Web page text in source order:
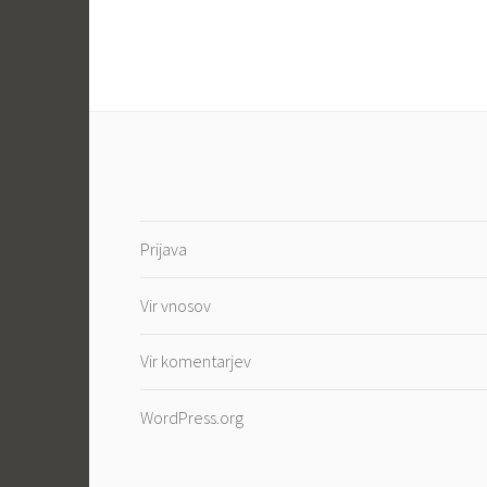
Prijava
Vir vnosov
Vir komentarjev
WordPress.org